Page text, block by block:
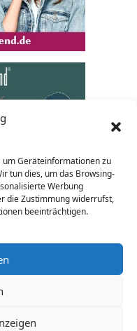
um Geräteinformationen zu
tun dies, um das Browsing-
Werbung
die Zustimmung widerrufst,
beeinträchtigen.